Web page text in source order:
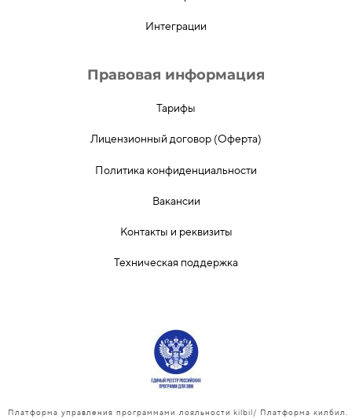
Интеграции
Правовая информация
Тарифы
Лицензионный договор (Оферта)
Политика конфиденциальности
Вакансии
Контакты и реквизиты
Техническая поддержка
Платформа управления программами лояльности kilbil/ Платформа килбил.